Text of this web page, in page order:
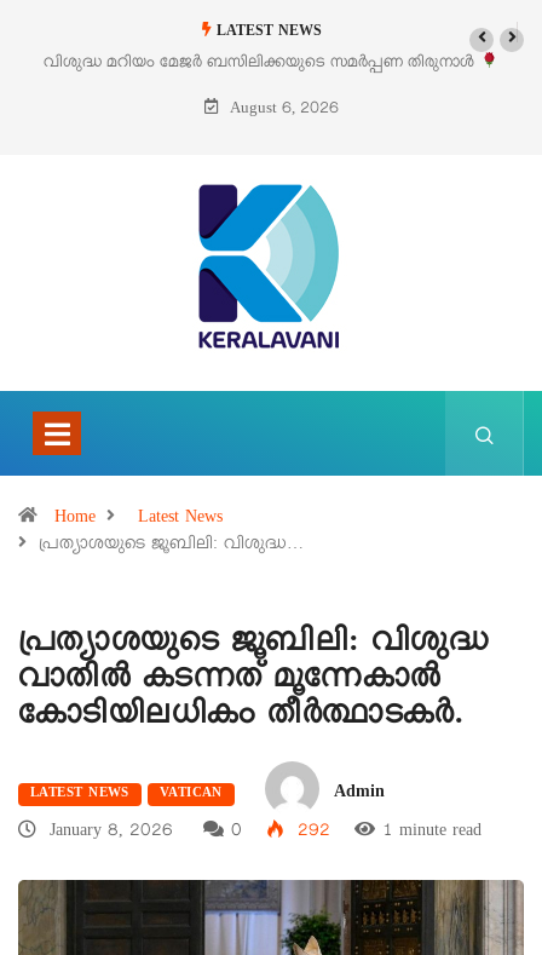
LATEST NEWS
തിരുനാൾ
‘പെറ്റൽസ്’ ലൈഫ് സ്റ്റൈൽ എക്സിബിഷനും സെയിലും
പെരുമാനൂരിൽ
August 6, 2026
Home
Latest News
പ്രത്യാശയുടെ ജൂബിലി: വിശുദ്ധ…
പ്രത്യാശയുടെ ജൂബിലി: വിശുദ്ധ
വാതില്‍ കടന്നത് മൂന്നേകാല്‍
കോടിയിലധികം തീര്‍ത്ഥാടകര്‍.
LATEST NEWS VATICAN
Admin
January 8, 2026
0 292 1 minute read